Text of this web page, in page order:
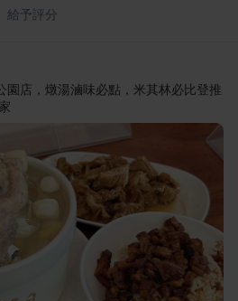
給予評分
園店，燉湯滷味必點，米其林必比登推